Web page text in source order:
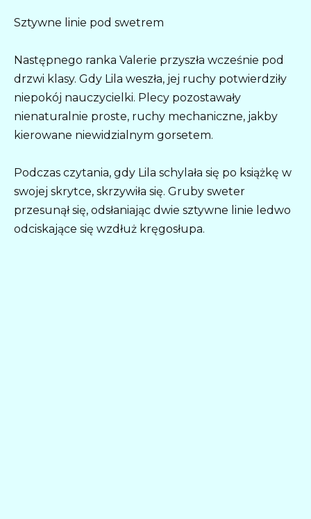
Sztywne linie pod swetrem
Następnego ranka Valerie przyszła wcześnie pod
drzwi klasy. Gdy Lila weszła, jej ruchy potwierdziły
niepokój nauczycielki. Plecy pozostawały
nienaturalnie proste, ruchy mechaniczne, jakby
kierowane niewidzialnym gorsetem.
Podczas czytania, gdy Lila schylała się po książkę w
swojej skrytce, skrzywiła się. Gruby sweter
przesunął się, odsłaniając dwie sztywne linie ledwo
odciskające się wzdłuż kręgosłupa.